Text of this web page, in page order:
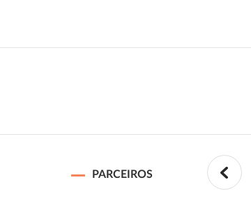
PARCEIROS